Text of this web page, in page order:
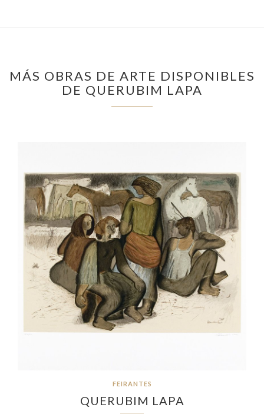
MÁS OBRAS DE ARTE DISPONIBLES
DE QUERUBIM LAPA
FEIRANTES
QUERUBIM LAPA